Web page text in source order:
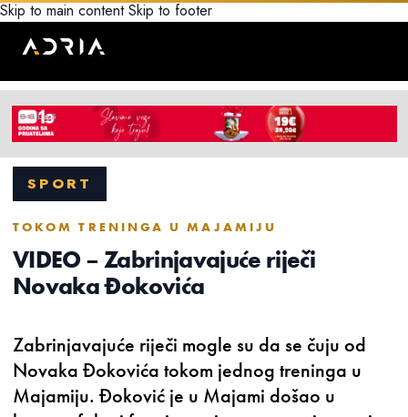
Skip to main content Skip to footer
SPORT
TOKOM TRENINGA U MAJAMIJU
VIDEO – Zabrinjavajuće riječi
Novaka Đokovića
Zabrinjavajuće riječi mogle su da se čuju od
Novaka Đokovića tokom jednog treninga u
Majamiju. Đoković je u Majami došao u